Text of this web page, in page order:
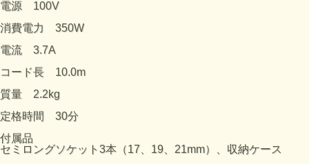
電源 100V
消費電力 350W
電流 3.7A
コード長 10.0m
質量 2.2kg
定格時間 30分
付属品
セミロングソケット3本（17、19、21mm）、収納ケース